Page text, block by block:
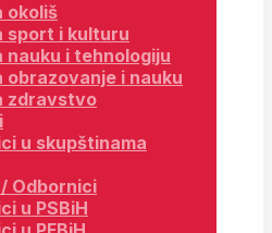
okoliš
sport i kulturu
nauku i tehnologiju
obrazovanje i nauku
zdravstvo
u skupštinama
Odbornici
u PSBiH